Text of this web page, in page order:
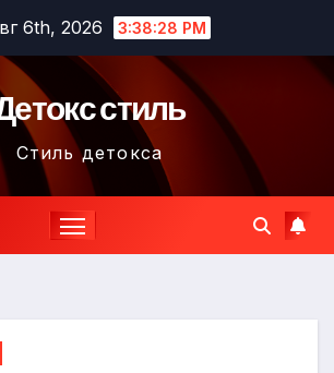
6th, 2026 3:38:29 PM
стиль
Стиль детокса